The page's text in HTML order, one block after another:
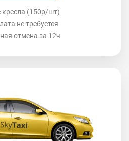
кресла (150р/шт)
не требуется
отмена за 12ч